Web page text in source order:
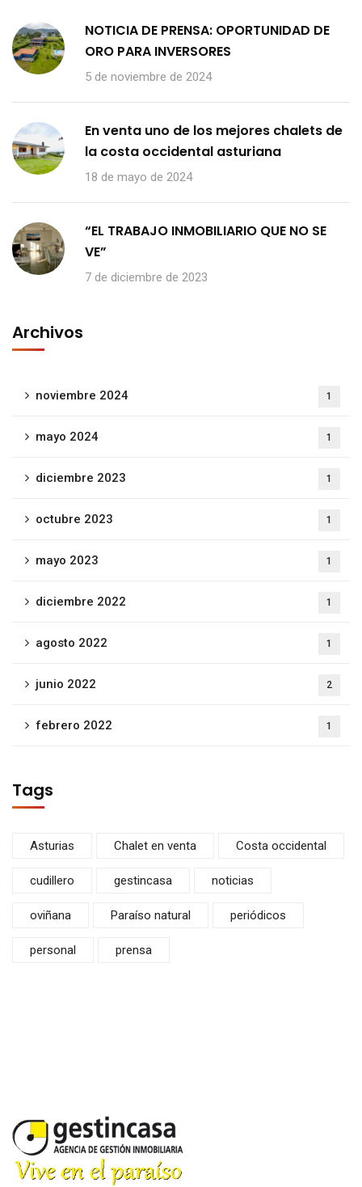
NOTICIA DE PRENSA: OPORTUNIDAD DE
ORO PARA INVERSORES
5 de noviembre de 2024
En venta uno de los mejores chalets de
la costa occidental asturiana
18 de mayo de 2024
“EL TRABAJO INMOBILIARIO QUE NO SE
VE”
7 de diciembre de 2023
Archivos
noviembre 2024 1
mayo 2024 1
diciembre 2023 1
octubre 2023 1
mayo 2023 1
diciembre 2022 1
agosto 2022 1
junio 2022 2
febrero 2022 1
Tags
Asturias Chalet en venta Costa occidental
cudillero gestincasa noticias
oviñana Paraíso natural periódicos
personal prensa